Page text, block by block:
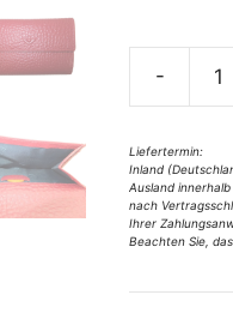
-
9194VG3
Geldbörse
in
versch.
Farben
Liefertermin:
Inland
Ausland
nach
Ihrer
Beachten Sie,
: